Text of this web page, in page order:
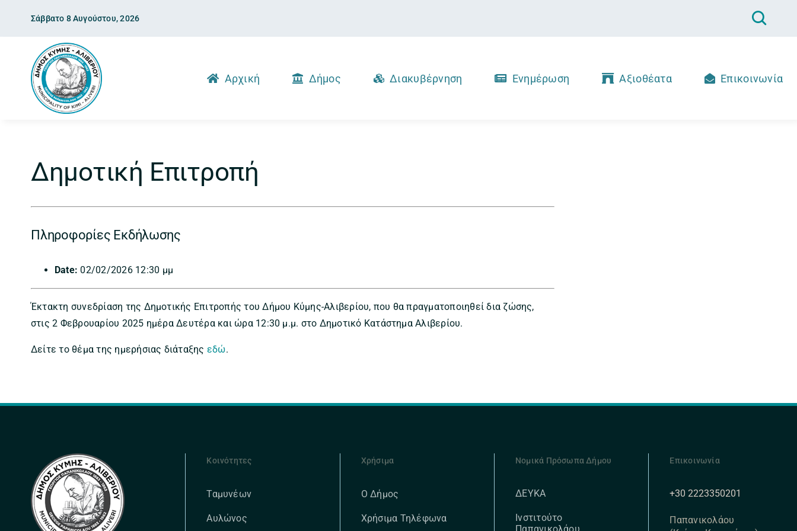
content
Σάββατο 8 Αυγούστου, 2026
Αρχική Δήμος Διακυβέρνηση Ενημέρωση Αξιοθέατα Επικοινωνία
Δημοτική Επιτροπή
Πληροφορίες Εκδήλωσης
Date: 02/02/2026 12:30 μμ
Έκτακτη συνεδρίαση της Δημοτικής Επιτροπής του Δήμου Κύμης-Αλιβερίου, που θα πραγματοποιηθεί δια ζώσης,
στις 2 Φεβρουαρίου 2025 ημέρα Δευτέρα και ώρα 12:30 μ.μ. στο Δημοτικό Κατάστημα Αλιβερίου.
Δείτε το θέμα της ημερήσιας διάταξης εδώ.
Κοινότητες
Ταμυνέων
Αυλώνος
Χρήσιμα
Ο Δήμος
Χρήσιμα Τηλέφωνα
Νομικά Πρόσωπα Δήμου
ΔΕΥΚΑ
Ινστιτούτο
Επικοινωνία
+30 2223350201
Παπανικολάου